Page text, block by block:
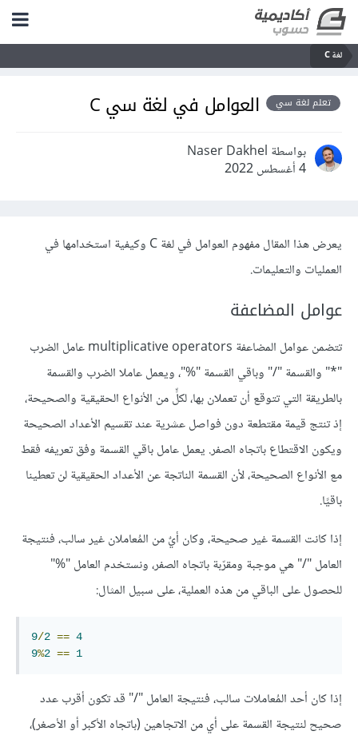
لغة C
تعلم لغة سي العوامل في لغة سي C
بواسطة Naser Dakhel
4 أغسطس 2022
يعرض هذا المقال مفهوم العوامل في لغة C وكيفية استخدامها في
العمليات والتعليمات.
عوامل المضاعفة
تتضمن عوامل المضاعفة multiplicative operators عامل الضرب
"*" والقسمة "/" وباقي القسمة "%"، ويعمل عاملا الضرب والقسمة
بالطريقة التي تتوقع أن تعملان بها، لكلٍّ من الأنواع الحقيقية والصحيحة،
إذ تنتج قيمة مقتطعة دون فواصل عشرية عند تقسيم الأعداد الصحيحة
ويكون الاقتطاع باتجاه الصفر. يعمل عامل باقي القسمة وفق تعريفه فقط
مع الأنواع الصحيحة، لأن القسمة الناتجة عن الأعداد الحقيقية لن تعطينا
باقيًا.
إذا كانت القسمة غير صحيحة، وكان أيٌ من المُعاملان غير سالب، فنتيجة
العامل "/" هي موجبة ومقرّبة باتجاه الصفر، ونستخدم العامل "%"
للحصول على الباقي من هذه العملية، على سبيل المثال:
9/2 == 4
9%2 == 1
إذا كان أحد المُعاملات سالب، فنتيجة العامل "/" قد تكون أقرب عدد
صحيح لنتيجة القسمة على أي من الاتجاهين (باتجاه الأكبر أو الأصغر)،